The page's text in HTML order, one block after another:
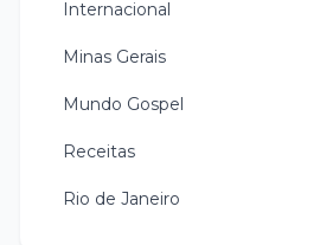
Internacional
Minas Gerais
Mundo Gospel
Receitas
Rio de Janeiro